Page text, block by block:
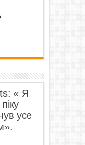
« Я
усе